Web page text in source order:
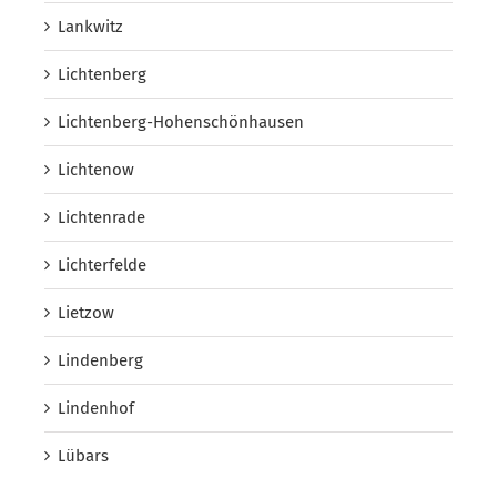
Lankwitz
Lichtenberg
Lichtenberg-Hohenschönhausen
Lichtenow
Lichtenrade
Lichterfelde
Lietzow
Lindenberg
Lindenhof
Lübars